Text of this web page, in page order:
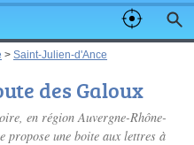
> Saint-Julien-d'Ance
des Galoux
en région Auvergne-Rhône-
propose une boite aux lettres à